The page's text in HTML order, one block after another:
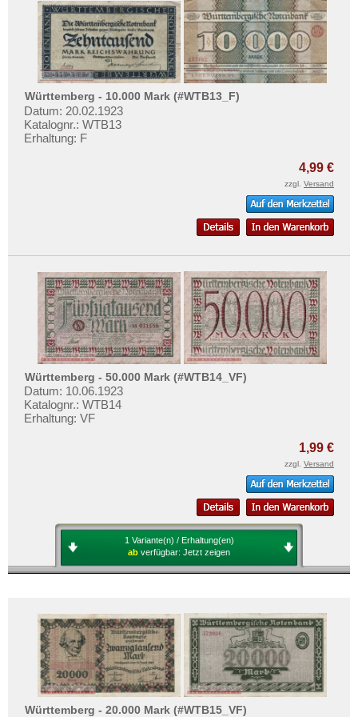
Testbanknoten
Banknotenbriefe
Kataloge
Aufbewahrung
Gutscheine
Ihre Bewertungen
Ankauf
Erhaltungsgrade
Gratisbanknoten
FAQ
Mehr über...
Zahlungsbedingungen
Privatsphäre und Datenschutz
Württemberg - 10.000 Mark (#WTB13_F)
Datum: 20.02.1923
Katalognr.: WTB13
Erhaltung: F
4,99 €
zzgl. Versand
Württemberg - 50.000 Mark (#WTB14_VF)
Datum: 10.06.1923
Katalognr.: WTB14
Erhaltung: VF
1,99 €
zzgl. Versand
1 Variante(n) / Erhaltung(en)
ab verfügbar: Jetzt zeigen
Württemberg - 20.000 Mark (#WTB15_VF)